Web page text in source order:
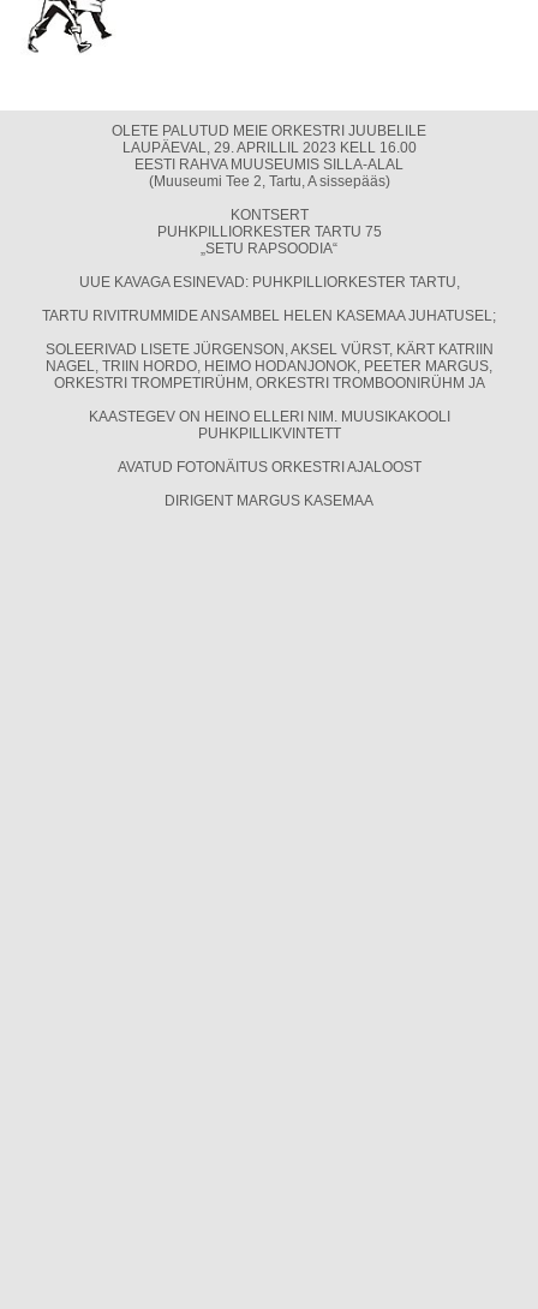
OLETE PALUTUD MEIE ORKESTRI JUUBELILE
LAUPÄEVAL, 29. APRILLIL 2023 KELL 16.00
EESTI RAHVA MUUSEUMIS SILLA-ALAL
(Muuseumi Tee 2, Tartu, A sissepääs)
KONTSERT
PUHKPILLIORKESTER TARTU 75
„SETU RAPSOODIA“
UUE KAVAGA ESINEVAD: PUHKPILLIORKESTER TARTU,
TARTU RIVITRUMMIDE ANSAMBEL HELEN KASEMAA JUHATUSEL;
SOLEERIVAD LISETE JÜRGENSON, AKSEL VÜRST, KÄRT KATRIIN
NAGEL, TRIIN HORDO, HEIMO HODANJONOK, PEETER MARGUS,
ORKESTRI TROMPETIRÜHM, ORKESTRI TROMBOONIRÜHM JA
KAASTEGEV ON HEINO ELLERI NIM. MUUSIKAKOOLI
PUHKPILLIKVINTETT
AVATUD FOTONÄITUS ORKESTRI AJALOOST
DIRIGENT MARGUS KASEMAA